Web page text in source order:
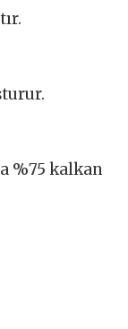
%75 kalkan